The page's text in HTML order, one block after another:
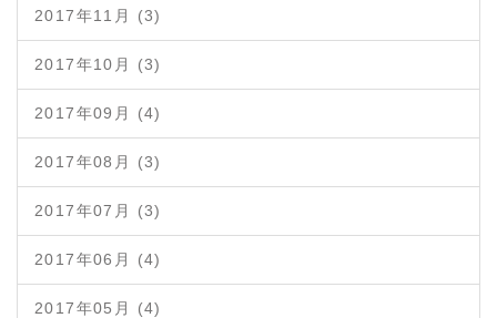
2017年11月 (3)
2017年10月 (3)
2017年09月 (4)
2017年08月 (3)
2017年07月 (3)
2017年06月 (4)
2017年05月 (4)